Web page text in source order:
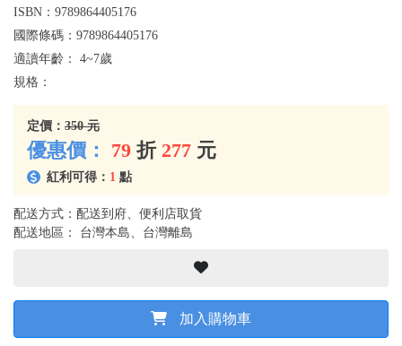
ISBN： 9789864405176
國際條碼： 9789864405176
適讀年齡： 4~7歲
規格：
定價： 350 元
優惠價： 79 折 277 元
紅利可得： 1 點
配送方式：配送到府、便利店取貨
配送地區： 台灣本島、台灣離島
加入購物車